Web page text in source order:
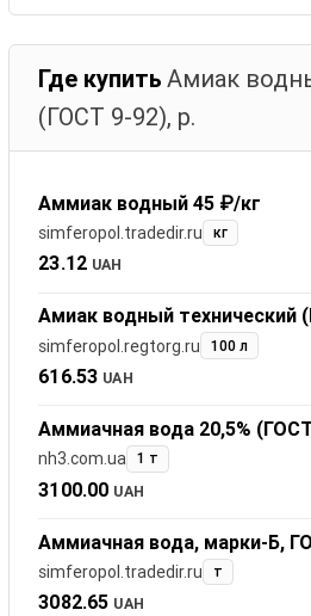
Где купить Амиак
(ГОСТ 9-92), р.
Аммиак водный 45 ₽/кг
simferopol.tradedir.ru кг
23.12 UAH
Амиак водный технический
simferopol.regtorg.ru 100 л
616.53 UAH
Аммиачная вода 20,5%
nh3.com.ua 1 т
3100.00 UAH
Аммиачная вода, марки-Б,
simferopol.tradedir.ru т
3082.65 UAH